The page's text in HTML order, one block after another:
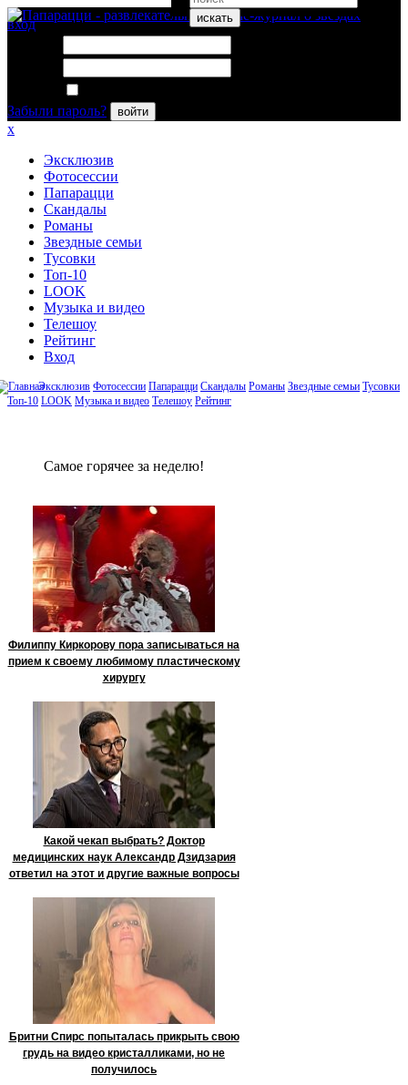
искать
вход
Забыли пароль?
войти
x
Эксклюзив
Фотосессии
Папарацци
Скандалы
Романы
Звездные семьи
Тусовки
Топ-10
LOOK
Музыка и видео
Телешоу
Рейтинг
Вход
Эксклюзив Фотосессии Папарацци Скандалы Романы Звездные семьи Тусовки
Топ-10 LOOK Музыка и видео Телешоу Рейтинг
Сaмое гoрячее за неделю!
Филиппу Киркорову пора записываться на
прием к своему любимому пластическому
хирургу
Какой чекап выбрать? Доктор
медицинских наук Александр Дзидзария
ответил на этот и другие важные вопросы
Бритни Спирс попыталась прикрыть свою
грудь на видео кристалликами, но не
получилось